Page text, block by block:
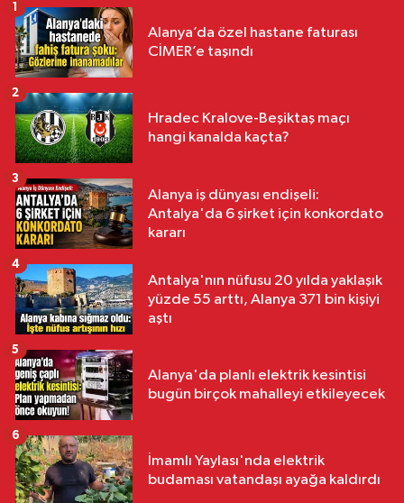
Alanya’da özel hastane faturası
CİMER’e taşındı
1
Hradec Kralove-Beşiktaş maçı
hangi kanalda kaçta?
2
Alanya iş dünyası endişeli:
Antalya'da 6 şirket için konkordato
kararı
3
Antalya'nın nüfusu 20 yılda yaklaşık
yüzde 55 arttı, Alanya 371 bin kişiyi
aştı
4
Alanya'da planlı elektrik kesintisi
bugün birçok mahalleyi etkileyecek
5
İmamlı Yaylası'nda elektrik
budaması vatandaşı ayağa kaldırdı
6